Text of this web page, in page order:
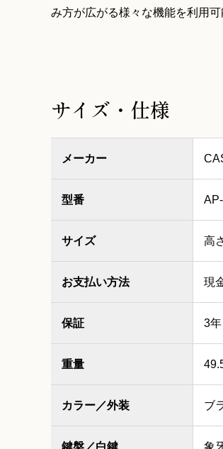
み方が広がる様々な機能を利用可
サイズ・仕様
メーカー
型番
サイズ 高
お支払い方法 現
保証 3年
重量
カラー／外装 ブ
鍵盤／白鍵 象